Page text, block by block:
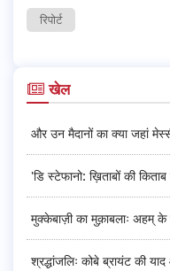
रिपोर्ट
खेल
और उन मैदानों का क्या जहां
'डि स्टेफानो: ख़िताबों की
मुक्केबाज़ी का मुक़ाबलाः अहम्
श्रद्धांजलिः कोबे ब्रायंट की